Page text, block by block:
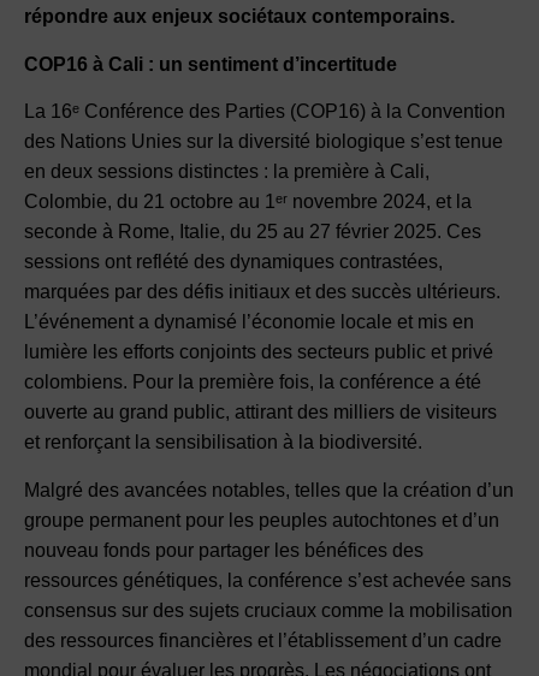
répondre aux enjeux sociétaux contemporains.
COP16 à Cali : un sentiment d’incertitude
La 16ᵉ Conférence des Parties (COP16) à la Convention
des Nations Unies sur la diversité biologique s’est tenue
en deux sessions distinctes : la première à Cali,
Colombie, du 21 octobre au 1ᵉʳ novembre 2024, et la
seconde à Rome, Italie, du 25 au 27 février 2025. Ces
sessions ont reflété des dynamiques contrastées,
marquées par des défis initiaux et des succès ultérieurs.
L’événement a dynamisé l’économie locale et mis en
lumière les efforts conjoints des secteurs public et privé
colombiens. Pour la première fois, la conférence a été
ouverte au grand public, attirant des milliers de visiteurs
et renforçant la sensibilisation à la biodiversité.
Malgré des avancées notables, telles que la création d’un
groupe permanent pour les peuples autochtones et d’un
nouveau fonds pour partager les bénéfices des
ressources génétiques, la conférence s’est achevée sans
consensus sur des sujets cruciaux comme la mobilisation
des ressources financières et l’établissement d’un cadre
mondial pour évaluer les progrès. Les négociations ont